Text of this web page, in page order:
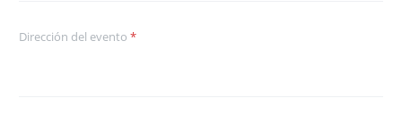
Dirección del evento *